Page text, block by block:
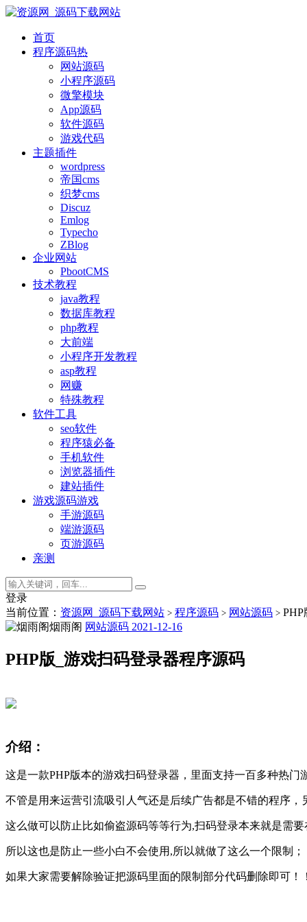
首页
程序源码热
网站源码
小程序源码
微擎模块
App源码
软件源码
游戏代码
主题插件
wordpress
帝国cms
织梦cms
Discuz
Emlog
Typecho
ZBlog
企业网站
PbootCMS
技术教程
java教程
数据库教程
php教程
大前端
小程序开发教程
asp教程
网赚
特殊教程
软件工具
seo软件
程序猿必备
手机软件
浏览器插件
建站插件
游戏源码游戏
手游源码
端游源码
页游源码
亲测
登录
当前位置： 资源网_源码下载网站 > 程序源码 > 网站源码 >
烟雨阁 网站源码 2021-12-16
PHP版_游戏扫码登录器程序源码
介绍：
这是一款PHP版本的游戏扫码登录器，里面支持一百多种热
不管是用来运营引流吸引人气还是后续广告都是不错的程序
这么做可以防止比如偷盗源码等等行为,扫码登录本来就是需
所以这也是防止一些小白不会使用,所以就做了这么一个限制；
如果大家需要解除验证把源码里面的限制部分代码删除即可！